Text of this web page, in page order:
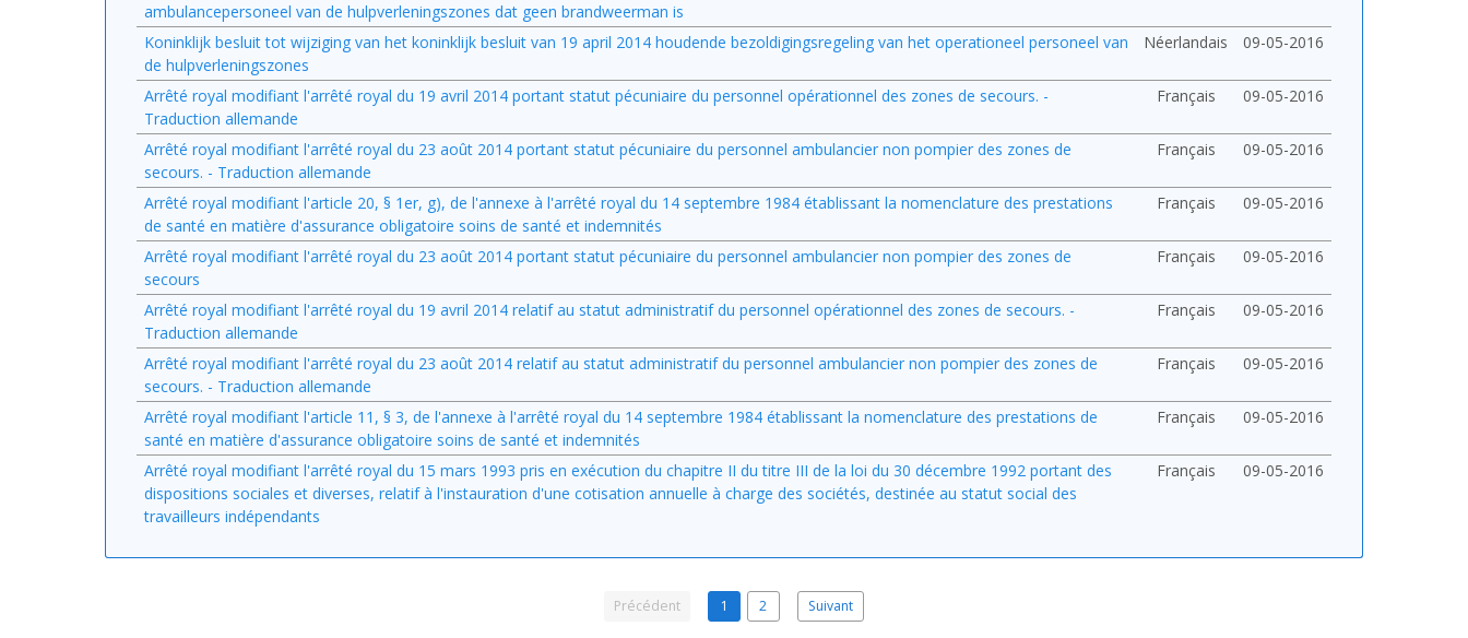
ambulancepersoneel van de hulpverleningszones dat geen brandweerman is
Koninklijk besluit tot wijziging van het koninklijk besluit van 19 april 2014 houdende bezoldigingsregeling van het operationeel personeel van
de hulpverleningszones
Néerlandais 09-05-2016
Arrêté royal modifiant l'arrêté royal du 19 avril 2014 portant statut pécuniaire du personnel opérationnel des zones de secours. -
Traduction allemande
Français 09-05-2016
Arrêté royal modifiant l'arrêté royal du 23 août 2014 portant statut pécuniaire du personnel ambulancier non pompier des zones de
secours. - Traduction allemande
Français 09-05-2016
Arrêté royal modifiant l'article 20, § 1er, g), de l'annexe à l'arrêté royal du 14 septembre 1984 établissant la nomenclature des prestations
de santé en matière d'assurance obligatoire soins de santé et indemnités
Français 09-05-2016
Arrêté royal modifiant l'arrêté royal du 23 août 2014 portant statut pécuniaire du personnel ambulancier non pompier des zones de
secours
Français 09-05-2016
Arrêté royal modifiant l'arrêté royal du 19 avril 2014 relatif au statut administratif du personnel opérationnel des zones de secours. -
Traduction allemande
Français 09-05-2016
Arrêté royal modifiant l'arrêté royal du 23 août 2014 relatif au statut administratif du personnel ambulancier non pompier des zones de
secours. - Traduction allemande
Français 09-05-2016
Arrêté royal modifiant l'article 11, § 3, de l'annexe à l'arrêté royal du 14 septembre 1984 établissant la nomenclature des prestations de
santé en matière d'assurance obligatoire soins de santé et indemnités
Français 09-05-2016
Arrêté royal modifiant l'arrêté royal du 15 mars 1993 pris en exécution du chapitre II du titre III de la loi du 30 décembre 1992 portant des
dispositions sociales et diverses, relatif à l'instauration d'une cotisation annuelle à charge des sociétés, destinée au statut social des
travailleurs indépendants
Français 09-05-2016
Précédent 1 2 Suivant